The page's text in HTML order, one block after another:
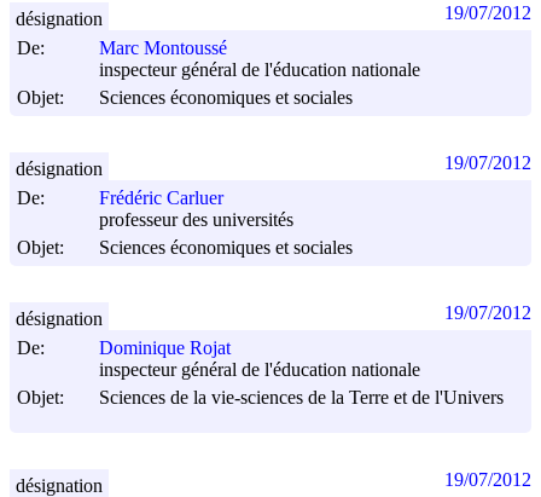
De:
Marc Montoussé
inspecteur général de l'éducation nationale
Objet:
Sciences économiques et sociales
désignation 19/07/2012
De:
Frédéric Carluer
professeur des universités
Objet:
Sciences économiques et sociales
désignation 19/07/2012
De:
Dominique Rojat
inspecteur général de l'éducation nationale
Objet:
Sciences de la vie-sciences de la Terre et de l'Univers
désignation 19/07/2012
désignation 19/07/2012